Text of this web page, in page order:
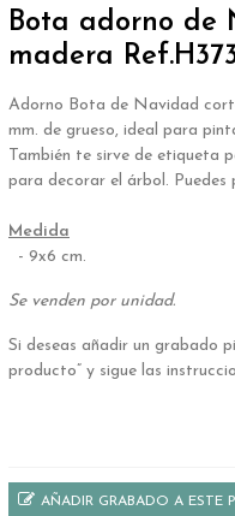
Bota adorno de
madera
Adorno Bota de Navidad
mm. de grueso, ideal para
También te sirve de etiqueta
para decorar el árbol. Puedes
Medida
- 9x6 cm.
Se venden por unidad.
Si deseas añadir un grabado
producto” y sigue las
AÑADIR GRABADO A ESTE